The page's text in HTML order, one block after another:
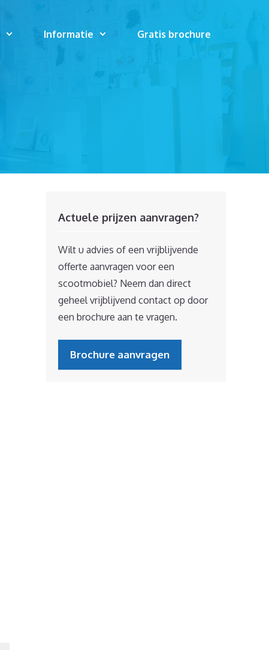
Informatie Gratis brochure
Actuele prijzen aanvragen?
Wilt u advies of een vrijblijvende
offerte aanvragen voor een
scootmobiel? Neem dan direct
geheel vrijblijvend contact op door
een brochure aan te vragen.
Brochure aanvragen